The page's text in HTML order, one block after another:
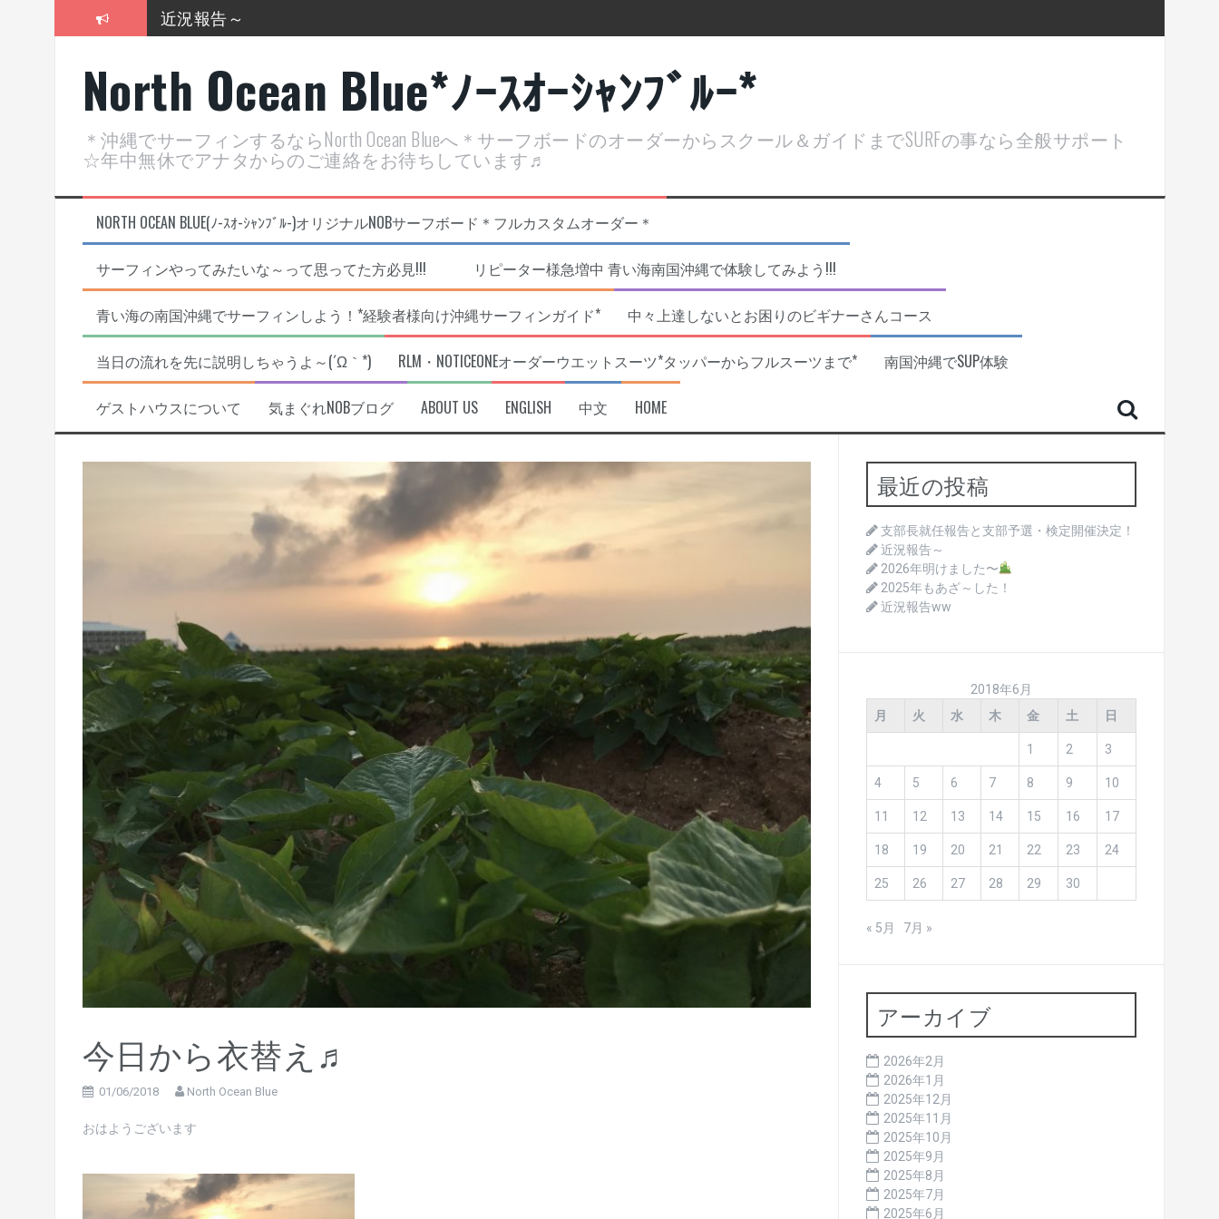
近況報告～
2026年明けました〜
2025年もあざ～した！
近況報告ww
ヤッチマッターーーー！！！
North Ocean Blue*ﾉｰｽｵｰｼｬﾝﾌﾞﾙｰ*
＊沖縄でサーフィンするならNorth Ocean Blueへ＊サーフボードのオーダーからスクール＆ガイドまでSURFの事なら全般サポート
☆年中無休でアナタからのご連絡をお待ちしています♬
NORTH OCEAN BLUE(ﾉ-ｽｵ-ｼｬﾝﾌﾞﾙ-)オリジナルNOBサーフボード＊フルカスタムオーダー＊
サーフィンやってみたいな～って思ってた方必見!!! リピーター様急増中 青い海南国沖縄で体験してみよう!!!
青い海の南国沖縄でサーフィンしよう！*経験者様向け沖縄サーフィンガイド* 中々上達しないとお困りのビギナーさんコース
当日の流れを先に説明しちゃうよ～(´Ω｀*) RLM・NOTICEONEオーダーウエットスーツ*タッパーからフルスーツまで* 南国沖縄でSUP体験
ゲストハウスについて 気まぐれNOBブログ ABOUT US ENGLISH 中文 HOME
今日から衣替え♬
01/06/2018 North Ocean Blue
おはようございます
最近の投稿
支部長就任報告と支部予選・検定開催決定！
近況報告～
2026年明けました〜
2025年もあざ～した！
近況報告ww
2018年6月
月
火 水 木 金 土 日
1 2 3
4 5 6 7 8 9 10
11 12 13 14 15 16 17
18 19 20 21 22 23 24
25 26 27 28 29 30
« 5月 7月 »
アーカイブ
2026年2月
2026年1月
2025年12月
2025年11月
2025年10月
2025年9月
2025年8月
2025年7月
2025年6月